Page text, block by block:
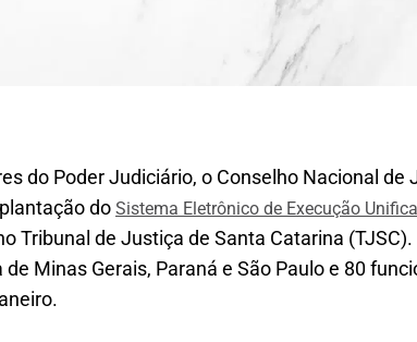
do Poder Judiciário, o Conselho Nacional de
do Sistema Eletrônico de Execução
Tribunal de Justiça de Santa Catarina
Minas Gerais, Paraná e São Paulo e 80